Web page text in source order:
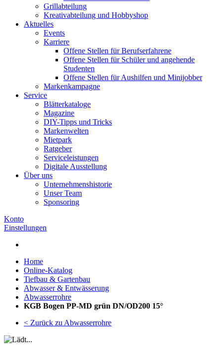
Grillabteilung
Kreativabteilung und Hobbyshop
Aktuelles
Events
Karriere
Offene Stellen für Berufserfahrene
Offene Stellen für Schüler und angehende
Studenten
Offene Stellen für Aushilfen und Minijobber
Markenkampagne
Service
Blätterkataloge
Magazine
DIY-Tipps und Tricks
Markenwelten
Mietpark
Ratgeber
Serviceleistungen
Digitale Ausstellung
Über uns
Unternehmenshistorie
Unser Team
Sponsoring
Konto
Einstellungen
Home
Online-Katalog
Tiefbau & Gartenbau
Abwasser & Entwässerung
Abwasserrohre
KGB Bogen PP-MD grün DN/OD200 15°
< Zurück zu Abwasserrohre